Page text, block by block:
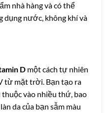
nhà hàng và có thể
dụng nước, không khí và
D một cách tự nhiên
từ mặt trời. Bạn tạo ra
vào nhiều thứ, bao
da của bạn sẫm màu